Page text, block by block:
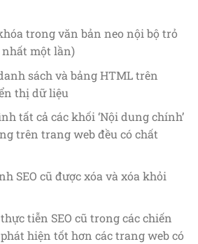
trong văn bản neo nội bộ trỏ
một lần)
sách và bảng HTML trên
thị dữ liệu
tất cả các khối ‘Nội dung chính’
trên trang web đều có chất
SEO cũ được xóa và xóa khỏi
tiễn SEO cũ trong các chiến
hiện tốt hơn các trang web có